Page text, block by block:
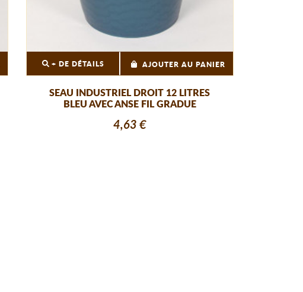
+ DE DÉTAILS AJOUTER AU PANIER
SEAU INDUSTRIEL DROIT 12 LITRES
BLEU AVEC ANSE FIL GRADUE
4,63 €